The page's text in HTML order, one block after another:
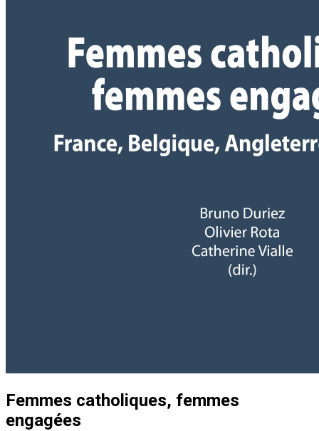
Femmes catholiques, femmes
engagées